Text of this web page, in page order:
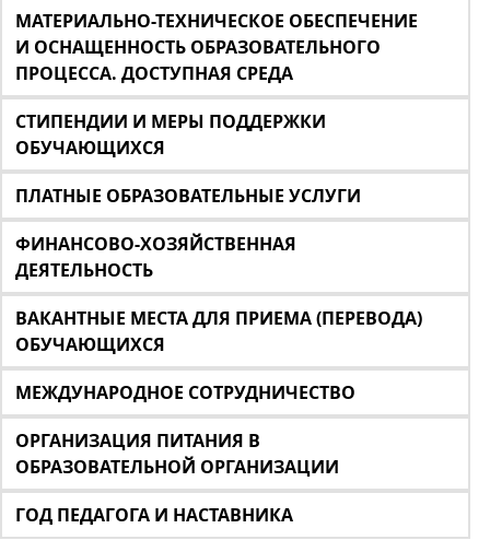
МАТЕРИАЛЬНО-ТЕХНИЧЕСКОЕ ОБЕСПЕЧЕНИЕ
И ОСНАЩЕННОСТЬ ОБРАЗОВАТЕЛЬНОГО
ПРОЦЕССА. ДОСТУПНАЯ СРЕДА
СТИПЕНДИИ И МЕРЫ ПОДДЕРЖКИ
ОБУЧАЮЩИХСЯ
ПЛАТНЫЕ ОБРАЗОВАТЕЛЬНЫЕ УСЛУГИ
ФИНАНСОВО-ХОЗЯЙСТВЕННАЯ
ДЕЯТЕЛЬНОСТЬ
ВАКАНТНЫЕ МЕСТА ДЛЯ ПРИЕМА (ПЕРЕВОДА)
ОБУЧАЮЩИХСЯ
МЕЖДУНАРОДНОЕ СОТРУДНИЧЕСТВО
ОРГАНИЗАЦИЯ ПИТАНИЯ В
ОБРАЗОВАТЕЛЬНОЙ ОРГАНИЗАЦИИ
ГОД ПЕДАГОГА И НАСТАВНИКА